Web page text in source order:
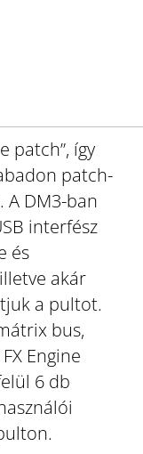
patch”, így
patch-
DM3-ban
interfész
és
akár
a pultot.
bus,
Engine
6 db